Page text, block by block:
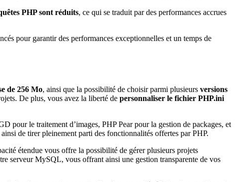
PHP sont réduits, ce qui se traduit par des performances accrues
pour garantir des performances exceptionnelles et un temps de
de 256 Mo, ainsi que la possibilité de choisir parmi plusieurs versions
De plus, vous avez la liberté de personnaliser le fichier PHP.ini
pour le traitement d’images, PHP Pear pour la gestion de packages, et
de tirer pleinement parti des fonctionnalités offertes par PHP.
étendue vous offre la possibilité de gérer plusieurs projets
serveur MySQL, vous offrant ainsi une gestion transparente de vos